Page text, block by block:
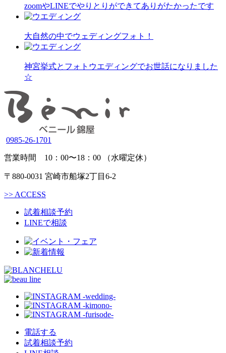
zoomやLINEでやりとりができてありがたかったです
大自然の中でウェディングフォト！
神宮挙式とフォトウエディングでお世話になりました
☆
0985-26-1701
営業時間 10：00〜18：00 （水曜定休）
〒880-0031 宮崎市船塚2丁目6-2
>> ACCESS
試着相談予約
LINEで相談
電話する
試着相談予約